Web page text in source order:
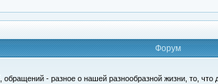
Форум
- разное о нашей разнообразной жизни, то, что